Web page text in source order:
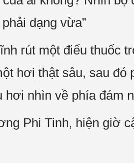
dạng vừa”
rút một điếu thuốc
hơi thật sâu, sau đó
hơi nhìn về phía đám
Phi Tinh, hiện giờ